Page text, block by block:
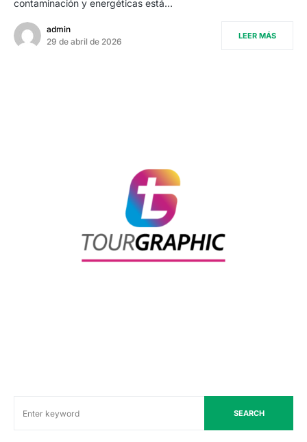
contaminación y energéticas está…
admin
29 de abril de 2026
LEER MÁS
SEARCH